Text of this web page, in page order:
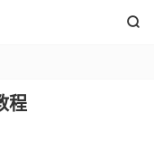

程